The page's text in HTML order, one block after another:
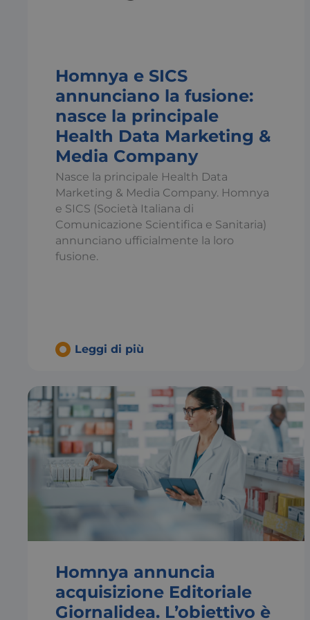
Homnya e SICS
annunciano la fusione:
nasce la principale
Health Data Marketing &
Media Company
Nasce la principale Health Data
Marketing & Media Company. Homnya
e SICS (Società Italiana di
Comunicazione Scientifica e Sanitaria)
annunciano ufficialmente la loro
fusione.
Leggi di più
Homnya annuncia
acquisizione Editoriale
Giornalidea. L’obiettivo è
I cookie necessari
e l'accesso alle
Nome
_ga
x-ms-cpim-
visid_incap_2921979
FPGSID